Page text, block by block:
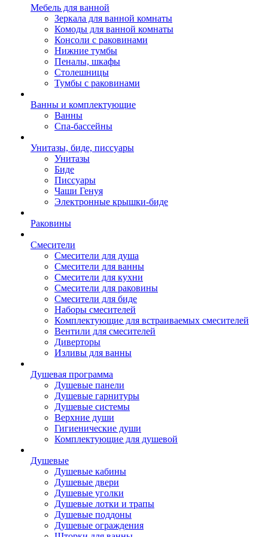
Мебель для ванной
Зеркала для ванной комнаты
Комоды для ванной комнаты
Консоли с раковинами
Нижние тумбы
Пеналы, шкафы
Столешницы
Тумбы с раковинами
Ванны и комплектующие
Ванны
Спа-бассейны
Унитазы, биде, писсуары
Унитазы
Биде
Писсуары
Чаши Генуя
Электронные крышки-биде
Раковины
Смесители
Смесители для душа
Смесители для ванны
Смесители для кухни
Смесители для раковины
Смесители для биде
Наборы смесителей
Комплектующие для встраиваемых смесителей
Вентили для смесителей
Диверторы
Изливы для ванны
Душевая программа
Душевые панели
Душевые гарнитуры
Душевые системы
Верхние души
Гигиенические души
Комплектующие для душевой
Душевые
Душевые кабины
Душевые двери
Душевые уголки
Душевые лотки и трапы
Душевые поддоны
Душевые ограждения